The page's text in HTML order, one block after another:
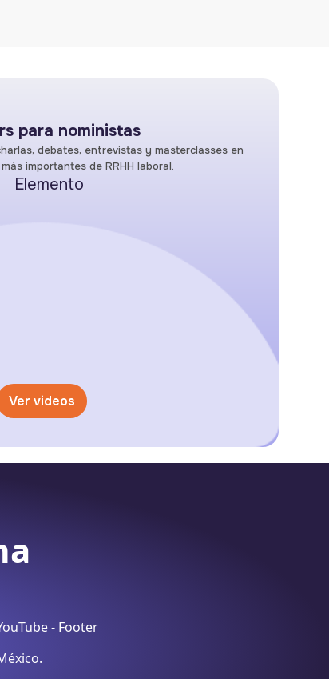
para noministas
debates, entrevistas y masterclasses en
importantes de RRHH laboral.
Ver videos